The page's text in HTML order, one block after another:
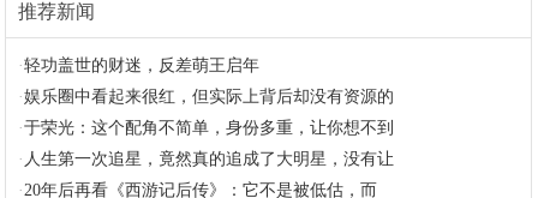
推荐新闻
·轻功盖世的财迷，反差萌王启年
·娱乐圈中看起来很红，但实际上背后却没有资源的
·于荣光：这个配角不简单，身份多重，让你想不到
· 人生第一次追星，竟然真的追成了大明星，没有让
·20年后再看《西游记后传》：它不是被低估，而